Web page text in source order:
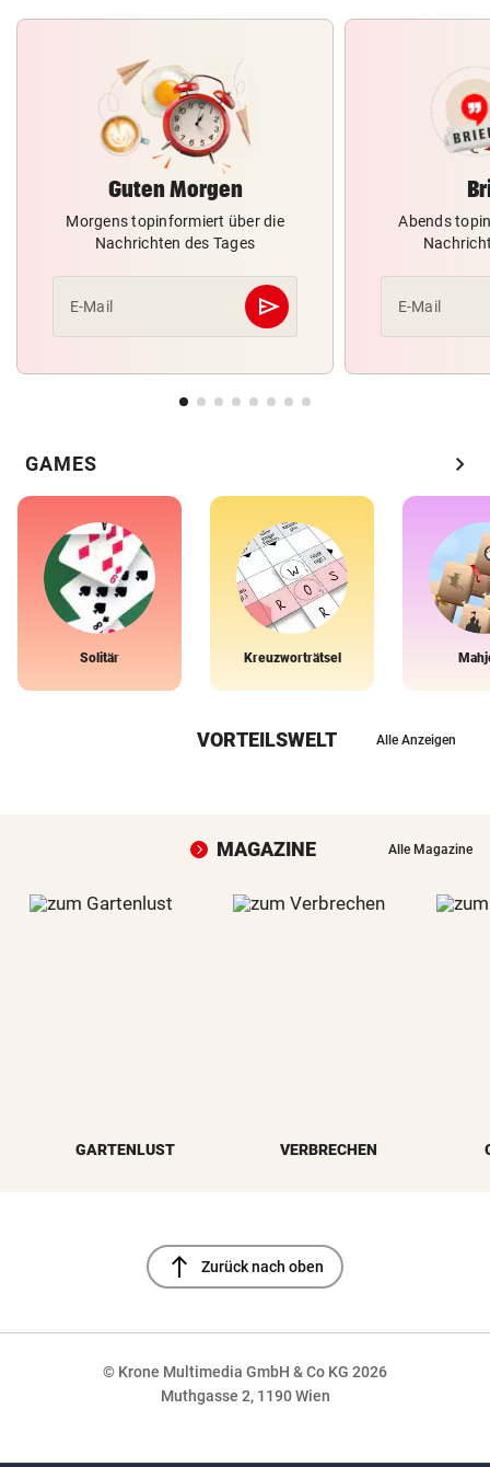
Guten Morgen
Morgens topinformiert über die
Nachrichten des Tages
E-Mail send
Abschicken
Abends
E-Mail
GAMES chevron_right
Solitär Kreuzworträtsel
VORTEILSWELT Alle Anzeigen
MAGAZINE Alle Magazine
GARTENLUST VERBRECHEN
north Zurück nach oben
© Krone Multimedia GmbH & Co KG 2026
Muthgasse 2, 1190 Wien